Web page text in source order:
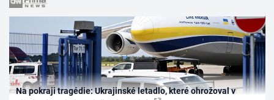
Na pokraji tragédie: Ukrajinské letadlo, které ohrožoval v